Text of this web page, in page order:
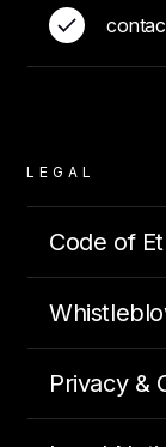
LEGAL
Code of
Privacy &